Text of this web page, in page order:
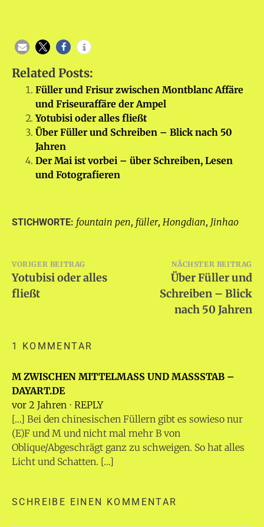
Related Posts:
Füller und Frisur zwischen Montblanc Affäre
und Friseuraffäre der Ampel
Yotubisi oder alles fließt
Über Füller und Schreiben – Blick nach 50
Jahren
Der Mai ist vorbei – über Schreiben, Lesen
und Fotografieren
STICHWORTE: fountain pen, füller, Hongdian, Jinhao
Beitragsnavigation
VORIGER BEITRAG
Yotubisi oder alles
fließt
NÄCHSTER BEITRAG
Über Füller und
Schreiben – Blick
nach 50 Jahren
1 KOMMENTAR
M ZWISCHEN MITTELMASS UND MASSSTAB – DA
YART.DE
vor 2 Jahren ⋅ REPLY
[…] Bei den chinesischen Füllern gibt es sowieso nur
(E)F und M und nicht mal mehr B von
Oblique/Abgeschrägt ganz zu schweigen. So hat alles
Licht und Schatten. […]
SCHREIBE EINEN KOMMENTAR